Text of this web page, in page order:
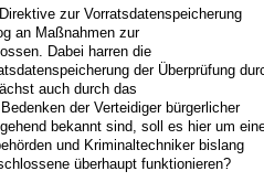
zur Vorratsdatenspeicherung
an Maßnahmen zur
Dabei harren die
der Überprüfung
auch durch das
der Verteidiger bürgerlicher
bekannt sind, soll es hier um
und Kriminaltechniker bislang
überhaupt funktionieren?